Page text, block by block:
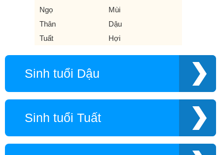
Ngọ
Mùi
Thân
Dậu
Tuất
Hợi
Sinh tuổi Dậu
Sinh tuổi Tuất